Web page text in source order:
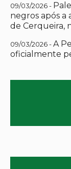
09/03/2026 -
negros após a
de Cerqueira,
09/03/2026 -A
oficialmente